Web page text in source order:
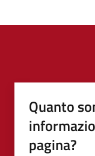
Quanto
pagina?